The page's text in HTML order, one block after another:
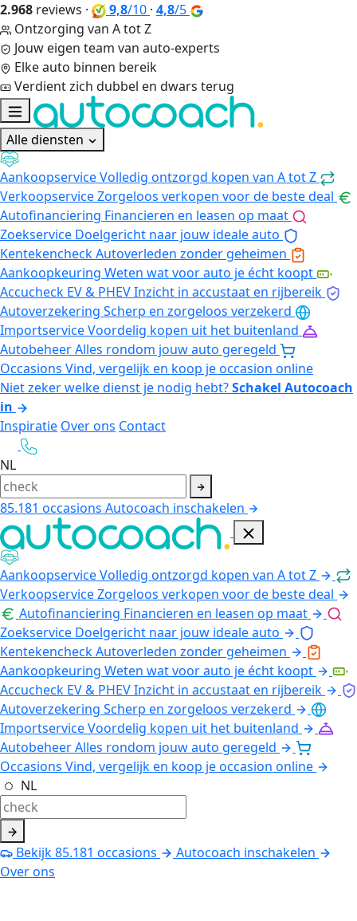
2.968 reviews · 9,8/10 · 4,8/5
Ontzorging van A tot Z
Jouw eigen team van auto-experts
Elke auto binnen bereik
Verdient zich dubbel en dwars terug
Alle diensten
AankoopserviceVolledig ontzorgd kopen van A tot Z
VerkoopserviceZorgeloos verkopen voor de beste deal
Autofinanciering Financieren en leasen op maat
Zoekservice Doelgericht naar jouw ideale auto
KentekencheckAutoverleden zonder geheimen
Aankoopkeuring Weten wat voor auto je écht koopt
Accucheck EV & PHEVInzicht in accustaat en rijbereik
Autoverzekering Scherp en zorgeloos verzekerd
ImportserviceVoordelig kopen uit het buitenland
AutobeheerAlles rondom jouw auto geregeld
Occasions Vind, vergelijk en koop je occasion online
Niet zeker welke dienst je nodig hebt?Schakel Autocoach
in
Inspiratie Over ons Contact
NL
85.181 occasions Autocoach inschakelen
AankoopserviceVolledig ontzorgd kopen van A tot Z
VerkoopserviceZorgeloos verkopen voor de beste deal
Autofinanciering Financieren en leasen op maat
Zoekservice Doelgericht naar jouw ideale auto
KentekencheckAutoverleden zonder geheimen
Aankoopkeuring Weten wat voor auto je écht koopt
Accucheck EV & PHEVInzicht in accustaat en rijbereik
Autoverzekering Scherp en zorgeloos verzekerd
ImportserviceVoordelig kopen uit het buitenland
AutobeheerAlles rondom jouw auto geregeld
Occasions Vind, vergelijk en koop je occasion online
NL
Bekijk85.181 occasions
Autocoach inschakelen
Over ons